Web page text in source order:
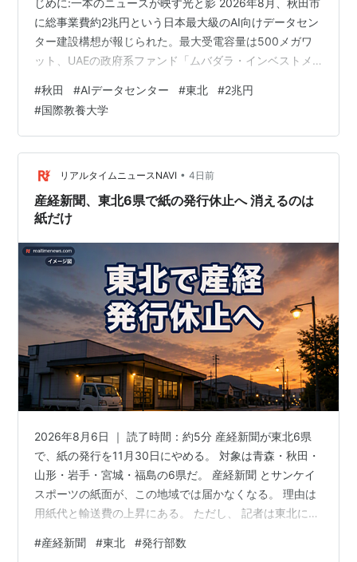
に総事業費約2兆円という日本最大級のAI向けデータセン
ター建設構想が報じられた。最大受電容量は500メガワ
ット、UAEの政府系ファンド「ムバダラ・インベストメ
伝えられる。計画を主導するのは米国のAIスタートアッ
プ「BITGRIT」と秋田市のIT企業「エスツー」で、日本の
通信会社やゼネコン、エネルギー企業なども建設・運営
に加わる見通しだ。2030年代早期の稼働を目指すとい
う。事業規模の大きさと、過疎化と高齢化に揺れる地方
都市の名が並んだ…
#秋田 #AIデータセンター #東北 #2兆円
#国際教養大学
リアルタイムニュースNAVI • 4日前
産経新聞、東北6県で紙の発行休止へ 消えるのは
紙だけ
2026年8月6日 ｜ 読了時間：約5分 産経新聞が東北6県
で、紙の発行を11月30日にやめる。 対象は青森・秋田・
山形・岩手・宮城・福島の6県だ。 産経新聞 とサンケイ
スポーツの紙面が、この地域では届かなくなる。 理由は
用紙代と輸送費の上昇にある。 ただし、 記者は東北に残
を畳んで何を残そうとしているのか。 読者が12月から産
#産経新聞 #東北 #発行部数